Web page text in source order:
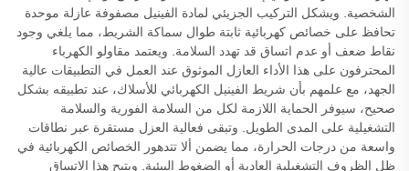
الشخصية. ويشكل التركيب الجزيئي لمادة الفينيل مصفوفة عازلة موحدة
تحافظ على خصائص كهربائية ثابتة طوال سماكة الشريط، مما يلغي وجود
نقاط ضعف أو عدم اتساق قد تهدد السلامة. ويعتمد مقاولو الكهرباء
المحترفون على هذا الأداء العازل الموثوق عند العمل في التطبيقات عالية
الجهد، مع علمهم بأن شريط الفينيل الكهربائي للأسلاك، عند تطبيقه بشكل
صحيح، سيوفر الحماية اللازمة لكل من السلامة الفورية والسلامة
التشغيلية على المدى الطويل. وتبقى فعالية العزل مستقرة عبر نطاقات
واسعة من درجات الحرارة، مما يضمن ألا تتدهور الخصائص الكهربائية في
ظل الظروف التشغيلية العادية أو الضغوط البيئية. ويتيح هذا الاتساق